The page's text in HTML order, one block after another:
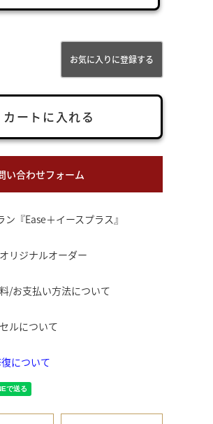
お気に入りに登録する
カートに入れる
い合わせフォーム
『Ease＋イースプラス』
リジナルオーダー
/お支払い方法について
ルについて
について